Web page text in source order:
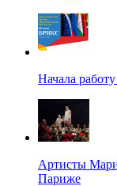
Начала
Артисты
Париже